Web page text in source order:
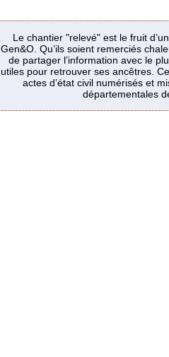
Le chantier "relevé" est le fruit
Gen&O. Qu’ils soient remerciés
de partager l’information avec le
utiles pour retrouver ses ancêtres.
actes d’état civil numérisés et
départementales